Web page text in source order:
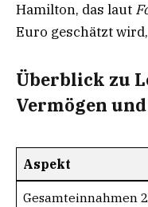
Hamilton, das laut
Euro geschätzt
Überblick zu
Vermögen
Aspekt
Gesamteinnahmen